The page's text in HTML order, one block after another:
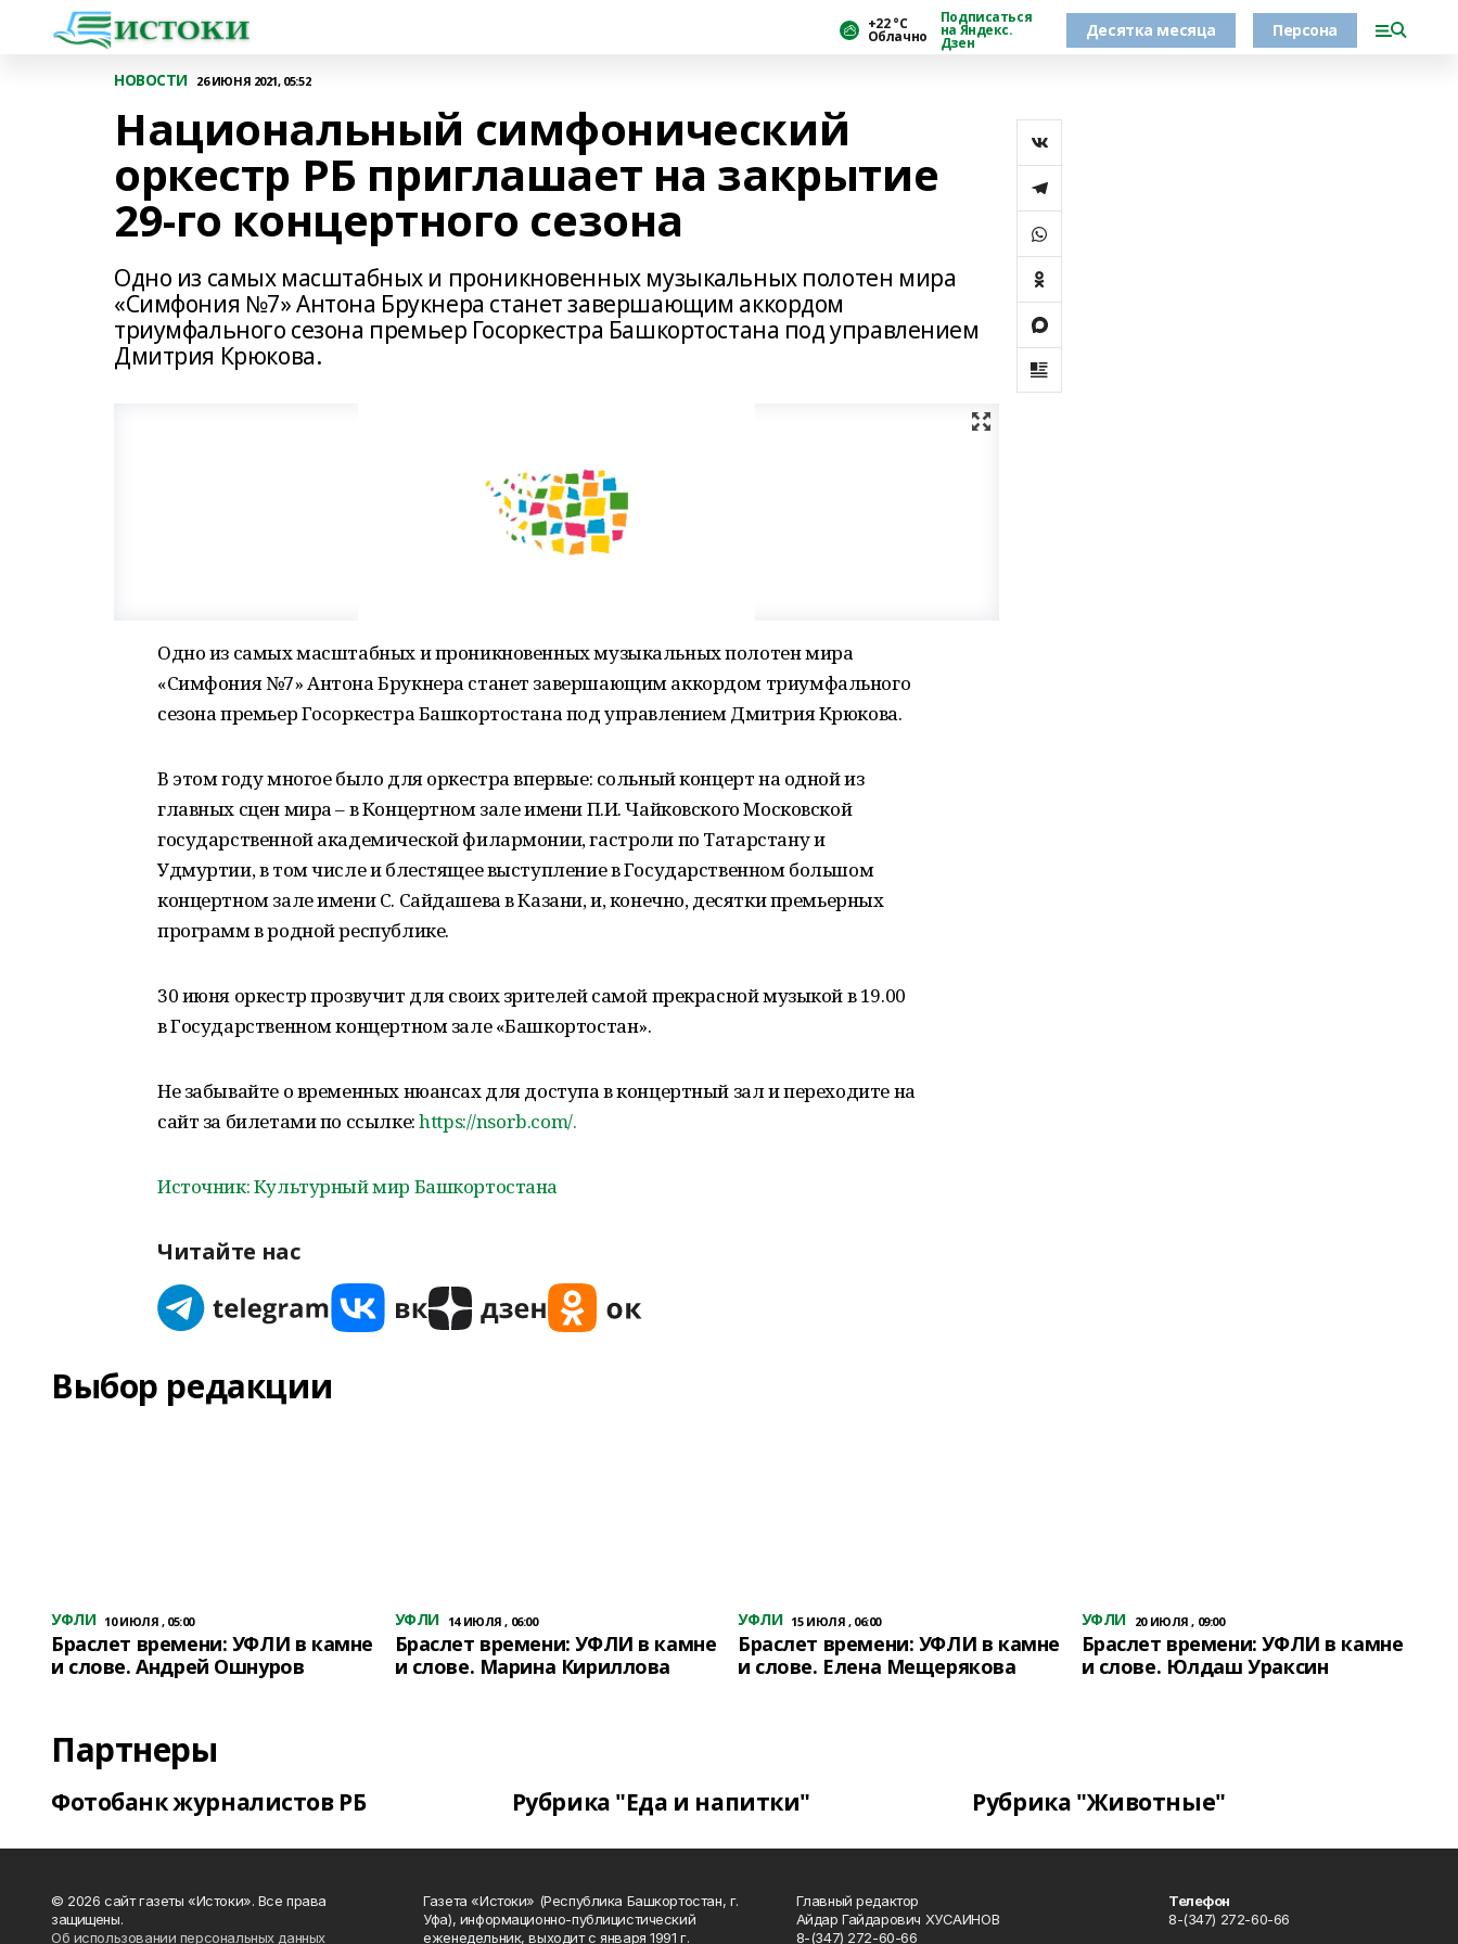
+22 °С
Облачно
Подписаться
на Яндекс.
Дзен
Десятка месяца Персона
НОВОСТИ 26 ИЮНЯ 2021, 05:52
Национальный симфонический
оркестр РБ приглашает на закрытие
29-го концертного сезона
Одно из самых масштабных и проникновенных музыкальных полотен мира
«Симфония №7» Антона Брукнера станет завершающим аккордом
триумфального сезона премьер Госоркестра Башкортостана под управлением
Дмитрия Крюкова.
Одно из самых масштабных и проникновенных музыкальных полотен мира
«Симфония №7» Антона Брукнера станет завершающим аккордом триумфального
сезона премьер Госоркестра Башкортостана под управлением Дмитрия Крюкова.
В этом году многое было для оркестра впервые: сольный концерт на одной из
главных сцен мира – в Концертном зале имени П.И. Чайковского Московской
государственной академической филармонии, гастроли по Татарстану и
Удмуртии, в том числе и блестящее выступление в Государственном большом
концертном зале имени С. Сайдашева в Казани, и, конечно, десятки премьерных
программ в родной республике.
30 июня оркестр прозвучит для своих зрителей самой прекрасной музыкой в 19.00
в Государственном концертном зале «Башкортостан».
Не забывайте о временных нюансах для доступа в концертный зал и переходите на
сайт за билетами по ссылке:https://nsorb.com/.
Источник: Культурный мир Башкортостана
Читайте нас
Выбор редакции
УФЛИ 10 ИЮЛЯ , 05:00
Браслет времени: УФЛИ в камне
и слове. Андрей Ошнуров
УФЛИ 14 ИЮЛЯ , 06:00
Браслет времени: УФЛИ в камне
и слове. Марина Кириллова
УФЛИ 15 ИЮЛЯ , 06:00
Браслет времени: УФЛИ в камне
и слове. Елена Мещерякова
УФЛИ 20 ИЮЛЯ , 09:00
Браслет времени: УФЛИ в камне
и слове. Юлдаш Ураксин
Партнеры
Фотобанк журналистов РБ Рубрика "Еда и напитки" Рубрика "Животные"
© 2026 сайт газеты «Истоки». Все права
защищены.
Об использовании персональных данных
Газета «Истоки» (Республика Башкортостан, г.
Уфа), информационно-публицистический
еженедельник, выходит с января 1991 г.
Главный редактор
Айдар Гайдарович ХУСАИНОВ
8-(347) 272-60-66
Телефон
8-(347) 272-60-66